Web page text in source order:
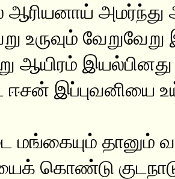
ஆரியனாய் அமர்ந்து
உருவும்
ஆயிரம்
ஈசன் இப்புவனியை
மங்கையும் தானும்
கொண்டு